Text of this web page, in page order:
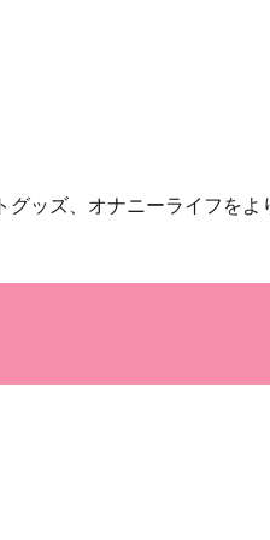
ッズ、オナニーライフを